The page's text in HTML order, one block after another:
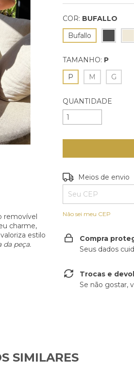
removível
charme,
estilo
da peça.
COR: BUFALLO
Bufallo
TAMANHO: P
P
M G
QUANTIDADE
Entregas para o CEP:
Meios de envio
Não sei meu CEP
Compra
Seus dados
Trocas e
Se não gostar,
SIMILARES